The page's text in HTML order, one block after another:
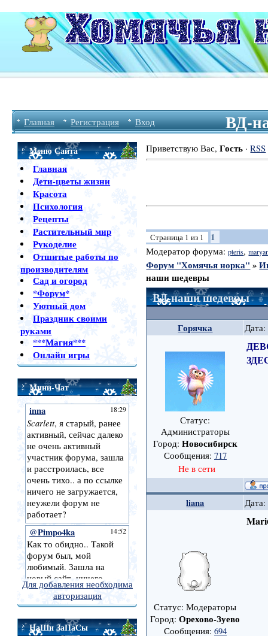
Главная Регистрация Вход ВД-
Меню Сайта
Главная
Дети-цветы жизни
Красота
Психология
Рецепты
Растительный мир
Рукоделие
Отшитые работы по
производителям
Сад и огород
*Форум*
Уютный дом
Праздник своими
руками
***Магия***
Онлайн игры
Мини-Чат
Для добавления необходима
авторизация
НаШи ЗаПаСы
Приветствую Вас,Гость ·RSS
Страница 1 из 1 1
Модератор форума:pteris,
Форум "Хомячья норка" »
наши шедевры
ВД-наши шедевры
Горячка Дата:
Статус:
Администраторы
Город: Новосибирск
Сообщения: 717
Не в сети
liana Дата:
Статус: Модераторы
Город:Орехово-Зуево
Сообщения: 694